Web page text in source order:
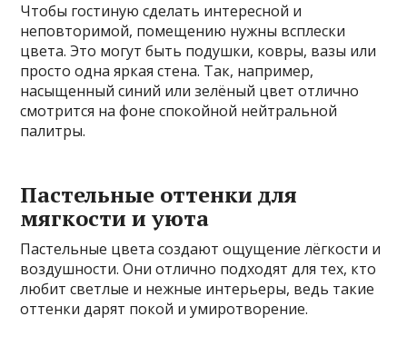
Чтобы гостиную сделать интересной и
неповторимой, помещению нужны всплески
цвета. Это могут быть подушки, ковры, вазы или
просто одна яркая стена. Так, например,
насыщенный синий или зелёный цвет отлично
смотрится на фоне спокойной нейтральной
палитры.
Пастельные оттенки для
мягкости и уюта
Пастельные цвета создают ощущение лёгкости и
воздушности. Они отлично подходят для тех, кто
любит светлые и нежные интерьеры, ведь такие
оттенки дарят покой и умиротворение.